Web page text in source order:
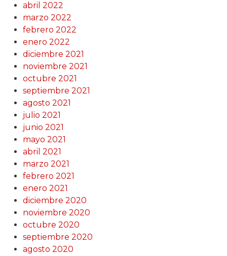
abril 2022
marzo 2022
febrero 2022
enero 2022
diciembre 2021
noviembre 2021
octubre 2021
septiembre 2021
agosto 2021
julio 2021
junio 2021
mayo 2021
abril 2021
marzo 2021
febrero 2021
enero 2021
diciembre 2020
noviembre 2020
octubre 2020
septiembre 2020
agosto 2020